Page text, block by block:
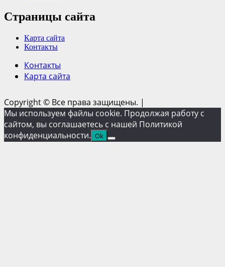
Страницы сайта
Карта сайта
Контакты
Контакты
Карта сайта
Copyright © Все права защищены. |
Мы используем файлы cookie. Продолжая работу с
сайтом, вы соглашаетесь с нашей Политикой
конфиденциальности. Ok